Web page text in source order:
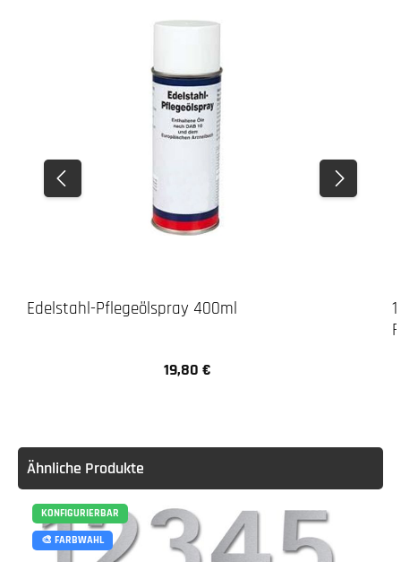
Edelstahl-Pflegeölspray 400ml
Regulärer Preis:
19,80 €
Ähnliche Produkte
KONFIGURIERBAR
🎨 FARBWAHL